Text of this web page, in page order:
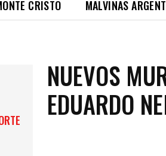
CRISTO MALVINAS
NUEVOS
EDUARDO